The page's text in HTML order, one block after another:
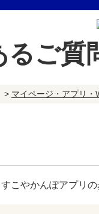
るご質
> マイページ・アプリ・
すこやかんぽアプリ